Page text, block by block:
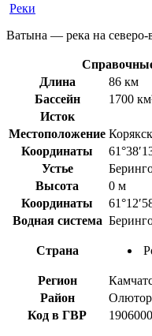
Реки
Ватына — река на северо-
Длина
86 км
Бассейн
1700
Исток
Местоположение
Координаты
Устье
Высота
0 м
Координаты
Водная система
Страна
Регион
Район
Код в ГВР